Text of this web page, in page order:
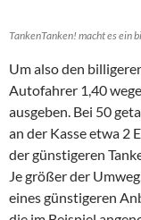
TankenTanken! macht es ein
Um also den
Autofahrer 1,40
ausgeben. Bei 50
an der Kasse etwa 2
der günstigeren
Je größer der
eines günstigeren